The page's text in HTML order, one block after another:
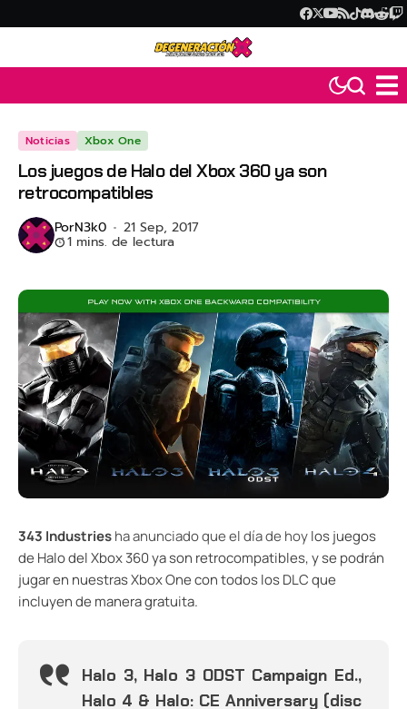
Noticias Xbox One
Los juegos de Halo del Xbox 360 ya son
retrocompatibles
PorN3k0 21 Sep, 2017
1 mins. de lectura
343 Industriesha anunciado que el día de hoylos juegos
de Halo del Xbox 360 ya son retrocompatibles, y se podrán
jugar en nuestras Xbox One con todos los DLC que
incluyen de manera gratuita.
Halo 3, Halo 3 ODST Campaign Ed.,
Halo 4 & Halo: CE Anniversary (disc